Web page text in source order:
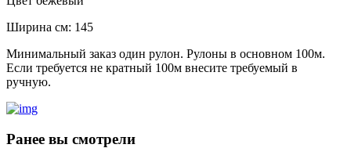
Ширина см: 145
Минимальный заказ один рулон. Рулоны в основном 100м.
Если требуется не кратный 100м внесите требуемый в
ручную.
Ранее вы смотрели